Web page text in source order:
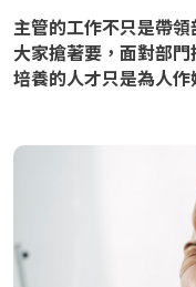
主管的工作不只是帶
大家搶著要，面對部
培養的人才只是為人